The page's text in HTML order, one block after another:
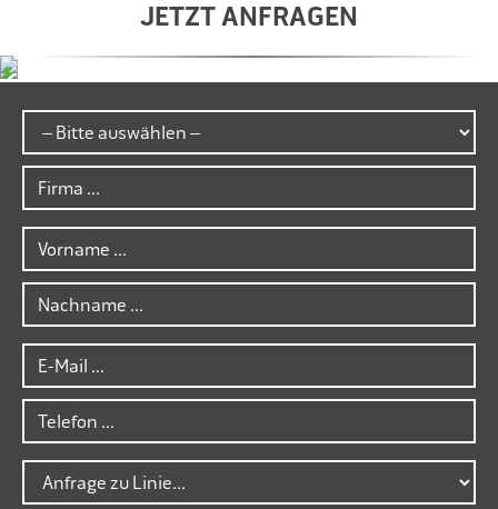
JETZT ANFRAGEN